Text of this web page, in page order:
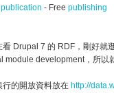
- Free publishing
看 Drupal 7 的 RDF，剛好就
module development，所以
行的開放資料放在 http://